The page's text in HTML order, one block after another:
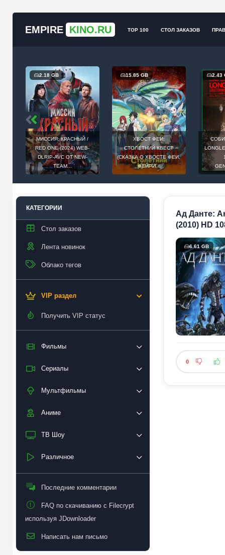
EMPIRE KINO.RU TOP 100 СТОЛ ЗАКАЗОВ
2.18 GB
МИССИЯ: КРАСНЫЙ /
RED ONE (2024) WEB-
DLRIP-AVC ОТ NEW-
TEAM...
15.85 GB
ХВОСТ ФЕИ:
СТОЛЕТНИЙ КВЕСТ
(СКАЗКА О ХВОСТЕ ФЕИ,
ФЕЙРИ...
2.43
КАТЕГОРИИ
Стол заказов
Лента новинок
Облако тегов
VIP раздел
Получить VIP статус
Фильмы
Сериалы
Мультфильмы
Аниме
ТВ Шоу
Различное
Последние комментарии
FAQ по скачиванию с Filecrypt
используя JDownloader
Написать нам письмо
Ад Данте:
(2010) HD
6.61 GB
0